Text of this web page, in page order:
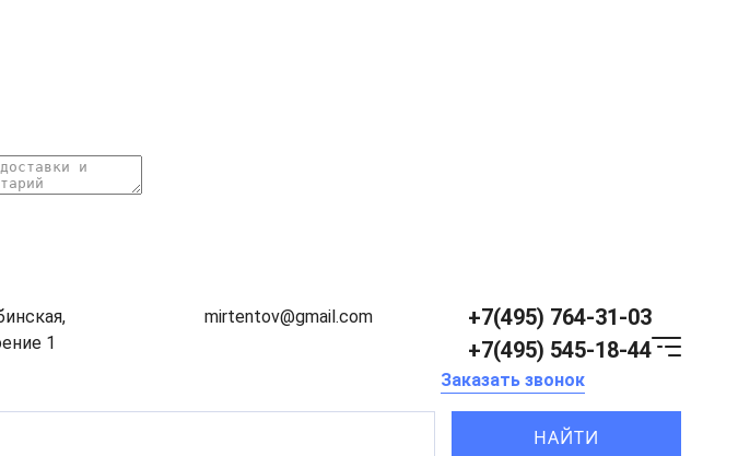
1
mirtentov@gmail.com
+7(495) 764-31-03
+7(495) 545-18-44
Заказать звонок
НАЙТИ